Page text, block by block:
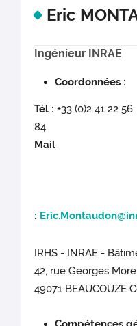
Eric
Ingénieur INRAE
Coordonnées :
Tél : +33 (0)2 41 22 56
84
Mail
:
IRHS - INRAE -
42, rue Georges
49071 BEAUCOUZE